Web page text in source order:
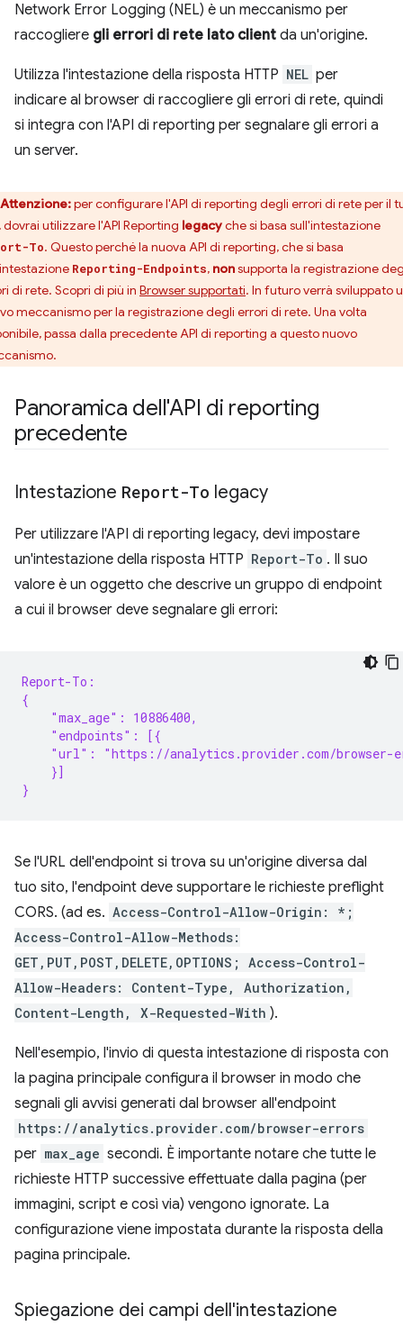
Network Error Logging (NEL) è un meccanismo per
raccogliere gli errori di rete lato client da un'origine.
Utilizza l'intestazione della risposta HTTP NEL per
indicare al browser di raccogliere gli errori di rete, quindi
si integra con l'API di reporting per segnalare gli errori a
un server.
Attenzione:per configurare l'API di reporting degli errori di rete per il
dovrai utilizzare l'API Reporting legacyche si basa sull'intestazione
To. Questo perché la nuova API di reporting, che si basa
Reporting-Endpoints, nonsupporta la registrazione
di rete. Scopri di più in Browser supportati. In futuro verrà sviluppato
meccanismo per la registrazione degli errori di rete. Una volta
passa dalla precedente API di reporting a questo nuovo
Panoramica dell'API di reporting
precedente
Intestazione Report-To legacy
Per utilizzare l'API di reporting legacy, devi impostare
un'intestazione della risposta HTTP Report-To . Il suo
valore è un oggetto che descrive un gruppo di endpoint
a cui il browser deve segnalare gli errori:
Report-To:
{
    "max_age": 10886400,
    "endpoints": [{
"url": "https://analytics.provider.com/browser-
    }]
}
Se l'URL dell'endpoint si trova su un'origine diversa dal
tuo sito, l'endpoint deve supportare le richieste preflight
CORS. (ad es. Access-Control-Allow-Origin: *;
Access-Control-Allow-Methods:
GET,PUT,POST,DELETE,OPTIONS; Access-Control-
Allow-Headers: Content-Type, Authorization,
Content-Length, X-Requested-With ).
Nell'esempio, l'invio di questa intestazione di risposta con
la pagina principale configura il browser in modo che
segnali gli avvisi generati dal browser all'endpoint
https://analytics.provider.com/browser-errors
per max_age secondi. È importante notare che tutte le
richieste HTTP successive effettuate dalla pagina (per
immagini, script e così via) vengono ignorate. La
configurazione viene impostata durante la risposta della
pagina principale.
Spiegazione dei campi dell'intestazione